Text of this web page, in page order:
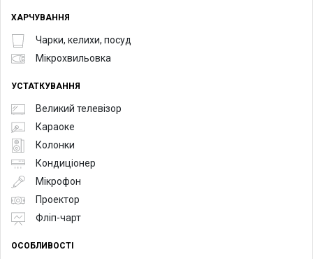
ХАРЧУВАННЯ
Чарки, келихи, посуд
Мікрохвильовка
УСТАТКУВАННЯ
Великий телевізор
Караоке
Колонки
Кондиціонер
Мікрофон
Проектор
Фліп-чарт
ОСОБЛИВОСТІ